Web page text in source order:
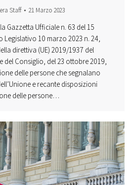
Staff 21 Marzo 2023
Gazzetta Ufficiale n. 63 del 15
Legislativo 10 marzo 2023 n. 24,
direttiva (UE) 2019/1937 del
del Consiglio, del 23 ottobre 2019,
delle persone che segnalano
e recante disposizioni
delle persone…